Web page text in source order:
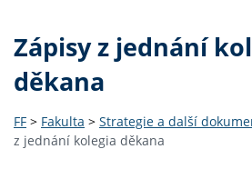
Zápisy z jednání
děkana
FF > Fakulta > Strategie a další
z jednání kolegia děkana